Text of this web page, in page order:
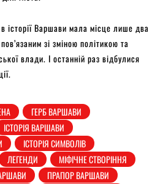
історії Варшави мала місце лише два
зі зміною політикою та
влади. І останній раз відбулися
ГЕРБ ВАРШАВИ
ІСТОРІЯ ВАРШАВИ
ІСТОРІЯ СИМВОЛІВ
ЛЕГЕНДИ
МІФІЧНЕ СТВОРІННЯ
ПРАПОР ВАРШАВИ